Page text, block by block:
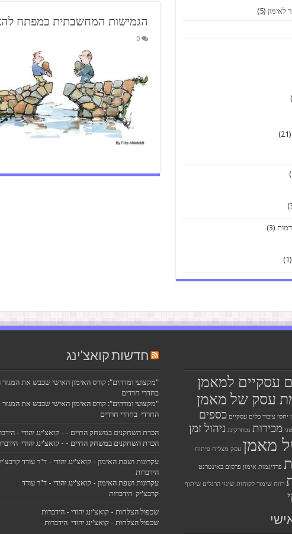
הגמישות המחשבתית כמפתח
0
לאימון (5)
(21)
(3)
(1)
עסקיים למאמן
עסק של מאמן
יחסי ציבור כלים עסקיים כספים
מכירות נטוורקינג ניהול זמן
מאמן עסק מצליח פיתוח
פרדיגמות אימון פרסום באינטרנט
רווח שימור לקוחות שינוי הרגלים שיתוף
חדשות קואצ'ינג
"מקצועי ומדהים": קורס האימון האישי שכבש את המגזר
בחדרי חרדים
"מקצועי ומדהים": קורס האימון האישי שכבש את המגזר
החרדי בחדרי חרדים
הכרת השחקנים במשחק החיים - - קואצ'ינג יהודי -
הכרת השחקנים במשחק החיים - - קואצ'ינג יהודי
עקרונות ושפת האימון - קואצ'ינג יהודי - ד"ר עודד
הידברות
עקרונות ושפת האימון - קואצ'ינג יהודי - ד"ר עודד
קרבצ'יק הידברות
שכפול הצלחות - קואצ'ינג יהודי - הידברות
שכפול הצלחות - קואצ'ינג יהודי הידברות